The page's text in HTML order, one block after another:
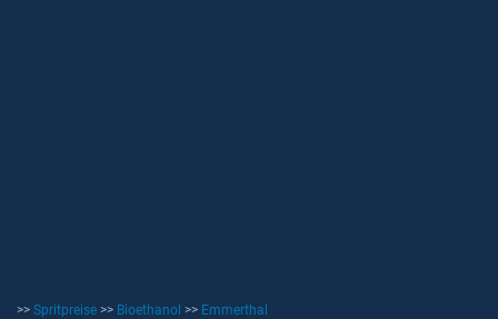
>> Spritpreise >> Bioethanol >> Emmerthal